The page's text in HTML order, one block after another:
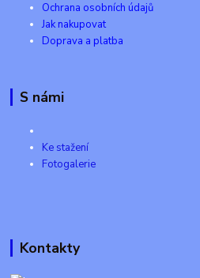
Ochrana osobních údajů
Jak nakupovat
Doprava a platba
S námi
Ke stažení
Fotogalerie
Kontakty